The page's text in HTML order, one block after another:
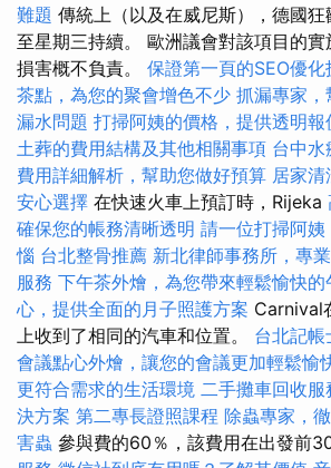
難題 傳統上（以及在威尼斯），德國狂
至星期三持續。 歐洲議會對該項目的
損害概不負責。 保證第一頁的SEO優化
茶點，為您的聚會增色不少 抓漏專家，
漏水問題 打掃阿姨的價格，提供透明報
土葬的費用結構及其他相關事項 台中水
費用詳細解析，幫助您做好預算 居家
安心選擇 在快速火車上預訂時，Rijeka
確保您的帳務清晰透明 請一位打掃阿
惱 台北整骨推薦 新北律師事務所，專
服務 下午茶外燴，為您帶來輕鬆愉快的
心，提供全面的月子照護方案 Carnival
上收到了相同的汽車和位置。 台北記帳
會議點心外燴，讓您的會議更加輕鬆愉
更符合需求的生活環境 二手攤車回收
決方案 第二專長證照課程 除蟲專家，
害蟲 參與費的60％，該費用在出發前